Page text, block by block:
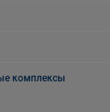
комплексы